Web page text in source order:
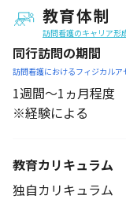
教育体制
訪問看護のキャリア形
同行訪問の期間
訪問看護におけるフィジカルア
1週間～1ヵ月程度
※経験による
教育カリキュラム
独自カリキュラム